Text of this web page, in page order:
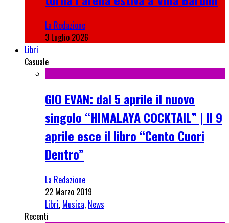
La Redazione
3 Luglio 2026
Libri
Casuale
GIO EVAN: dal 5 aprile il nuovo
singolo “HIMALAYA COCKTAIL” | Il 9
aprile esce il libro “Cento Cuori
Dentro”
La Redazione
22 Marzo 2019
Libri, Musica, News
Recenti